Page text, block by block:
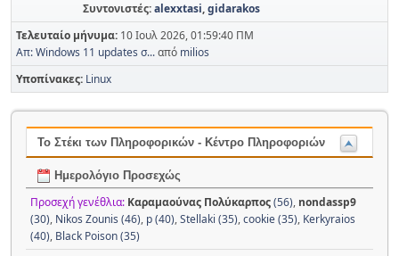
Συντονιστές:alexxtasi,gidarakos
Τελευταίο μήνυμα: 10 Ιουλ 2026, 01:59:40 ΠΜ
Απ: Windows 11 updates σ...από milios
Υποπίνακες Linux
Το Στέκι των Πληροφορικών - Κέντρο Πληροφοριών
Ημερολόγιο Προσεχώς
Προσεχή γενέθλια: Καραμαούνας Πολύκαρπος(56), nondassp9
(30), Nikos Zounis (46), p (40),Stellaki (35),cookie (35), Kerkyraios
(40), Black Poison (35)